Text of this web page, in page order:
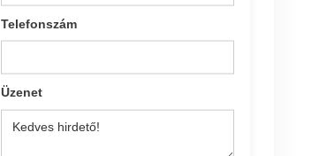
Telefonszám
Üzenet